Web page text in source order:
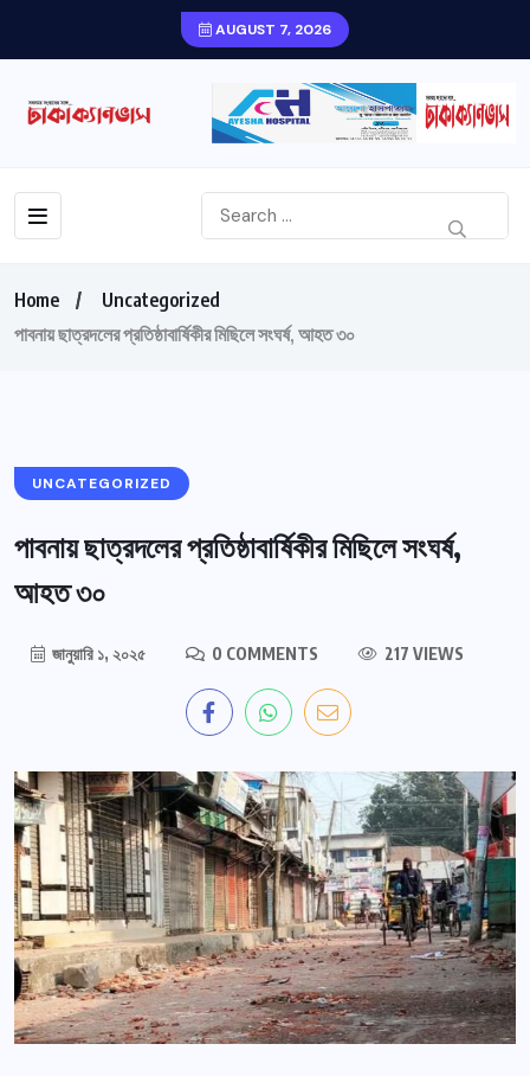
AUGUST 7, 2026
Home
Uncategorized
পাবনায় ছাত্রদলের প্রতিষ্ঠাবার্ষিকীর মিছিলে সংঘর্ষ, আহত ৩০
UNCATEGORIZED
পাবনায় ছাত্রদলের প্রতিষ্ঠাবার্ষিকীর মিছিলে সংঘর্ষ,
আহত ৩০
জানুয়ারি ১, ২০২৫ 0 COMMENTS 217 VIEWS